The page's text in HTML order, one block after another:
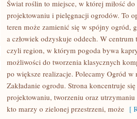
INNE
PUBLIKACJE
Świat roślin to miejsce, w której miłość
projektowaniu i pielęgnacji ogrodów. To
teren może zamienić się w spójny ogród,
a człowiek odzyskuje oddech. W
czyli region, w którym pogoda bywa
możliwości do tworzenia klasycznych
po większe realizacje. Polecamy Ogród
Zakładanie ogrodu. Strona koncentruje
projektowaniu, tworzeniu oraz
kto marzy o zielonej przestrzeni, może [